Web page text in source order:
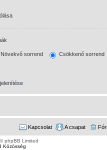
Növekvő sorrend Csökkenő sorrend
A csapat
Kapcsolat
phpBB Limited
Közösség